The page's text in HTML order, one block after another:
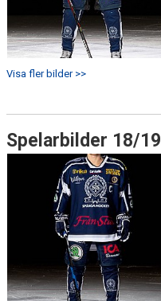
Visa fler bilder >>
Spelarbilder 18/19